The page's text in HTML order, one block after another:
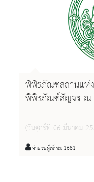
พิพิธภัณฑสถานแห่
พิพิธภัณฑ์สัญจร ณ
(วันศุกร์ที่ 06 มีนาคม
จำนวนผู้เข้าชม 1681